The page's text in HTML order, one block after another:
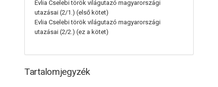
Evlia Cselebi török világutazó magyarországi
utazásai (2/1.) (első kötet)
Evlia Cselebi török világutazó magyarországi
utazásai (2/2.) (ez a kötet)
Tartalomjegyzék